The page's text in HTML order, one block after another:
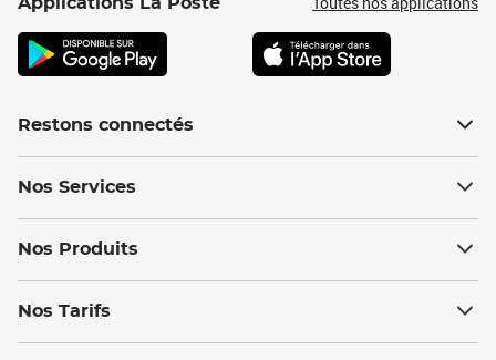
Restons connectés
Nos Services
Nos Produits
Nos Tarifs